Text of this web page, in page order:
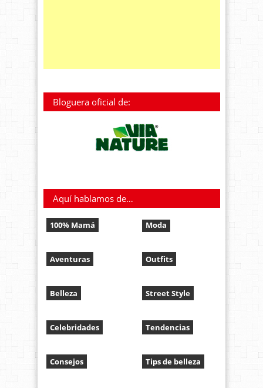
Bloguera oficial de:
Aquí hablamos de…
100% Mamá
Aventuras
Belleza
Celebridades
Consejos
Moda
Outfits
Street Style
Tendencias
Tips de belleza